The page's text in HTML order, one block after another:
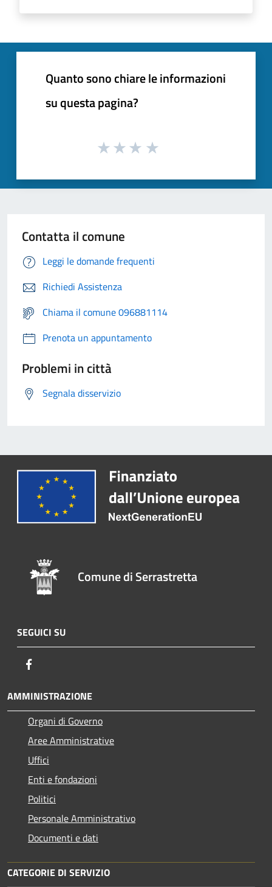
Quanto sono chiare le informazioni
su questa pagina?
Contatta il comune
Leggi le domande frequenti
Richiedi Assistenza
Chiama il comune 096881114
Prenota un appuntamento
Problemi in città
Segnala disservizio
Comune di Serrastretta
SEGUICI SU
AMMINISTRAZIONE
Organi di Governo
Aree Amministrative
Uffici
Enti e fondazioni
Politici
Personale Amministrativo
Documenti e dati
CATEGORIE DI SERVIZIO